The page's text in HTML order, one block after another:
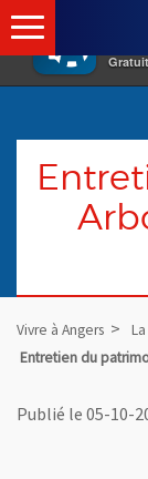
×
Vivre à Angers
Entretien du
Publié le 05-10-